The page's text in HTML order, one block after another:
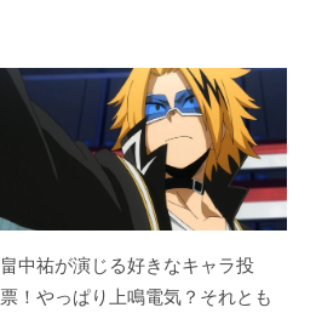
畠中祐が演じる好きなキャラ投
票！やっぱり上鳴電気？それとも